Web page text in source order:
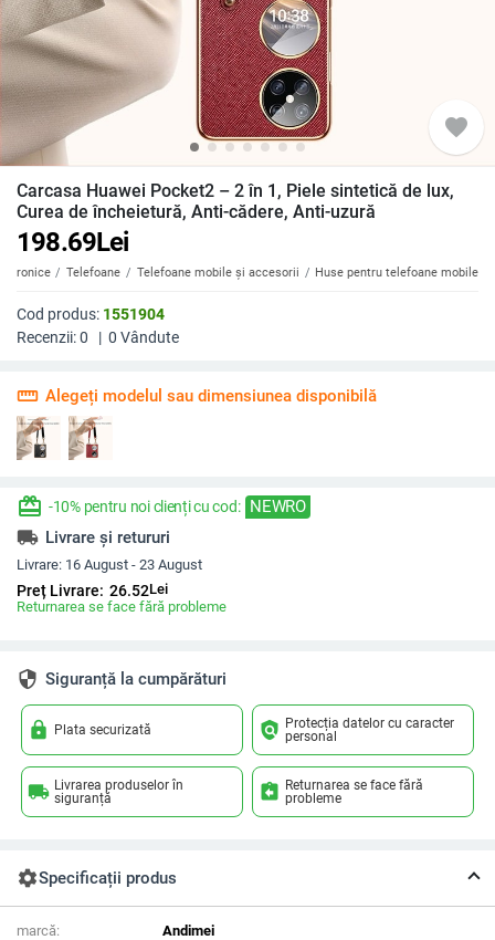
favorite
Carcasa Huawei Pocket2 – 2 în 1, Piele sintetică de lux,
Curea de încheietură, Anti-cădere, Anti-uzură
198.69Lei
Telefoane Telefoane mobile și accesorii Huse pentru telefoane mobile
Cod produs: 1551904
Recenzii:0 | 0 Vândute
straighten Alegeți modelul sau dimensiunea disponibilă
redeem -10% pentru noi clienți cu cod: NEWRO
local_shipping Livrare și retururi
Livrare: 16 August - 23 August
Preț Livrare: 26.52Lei
Returnarea se face fără probleme
security Siguranță la cumpărături
lock Plata securizată policy Protecția datelor cu caracter
personal
local_shipping Livrarea produselor în
siguranță
assignment_return Returnarea se face fără
probleme
settingsSpecificații produs
marcă:
Andimei